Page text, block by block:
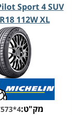
Sport 4 SUV
112W XL
מק"ט: